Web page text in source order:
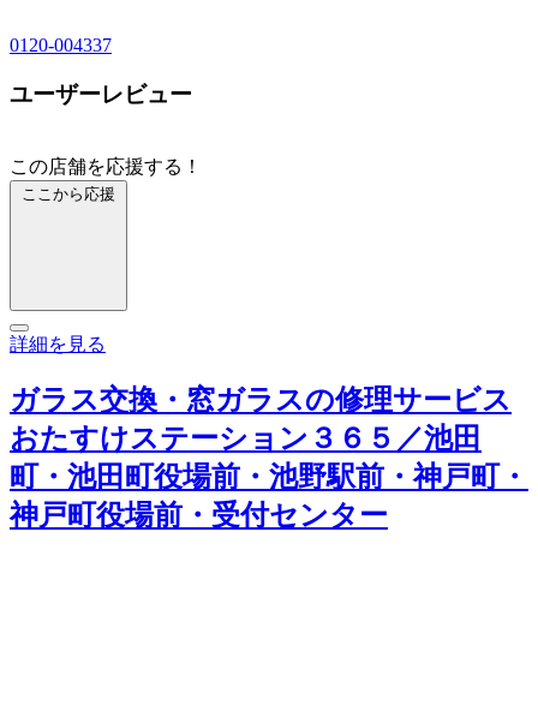
0120-004337
ユーザーレビュー
この店舗を応援する！
ここから応援
詳細を見る
ガラス交換・窓ガラスの修理サービス
おたすけステーション３６５／池田
町・池田町役場前・池野駅前・神戸町・
神戸町役場前・受付センター